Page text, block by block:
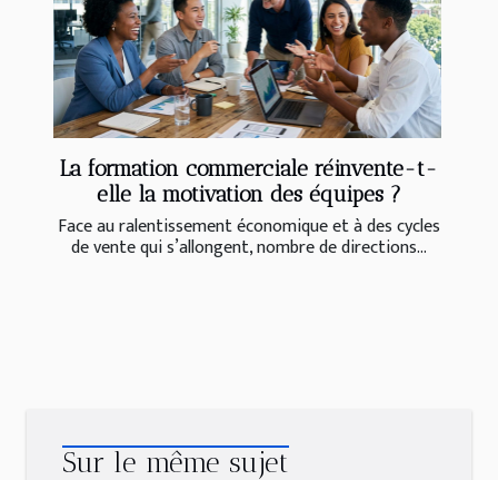
La formation commerciale réinvente-t-
elle la motivation des équipes ?
Face au ralentissement économique et à des cycles
de vente qui s’allongent, nombre de directions...
Sur le même sujet